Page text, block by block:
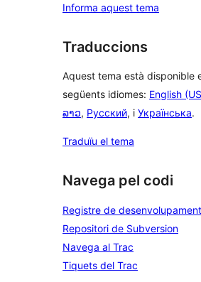
Informa aquest tema
Traduccions
Aquest tema està disponible
següents idiomes: English
ລາວ, Русский, i Українська.
Traduïu el tema
Navega pel codi
Registre de desenvolupament
Repositori de Subversion
Navega al Trac
Tiquets del Trac